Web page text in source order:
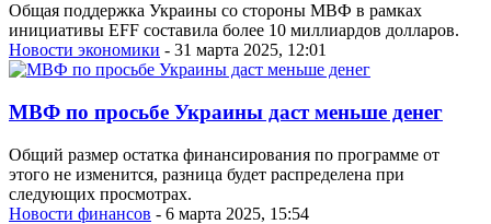
Общая поддержка Украины со стороны МВФ в рамках
инициативы EFF составила более 10 миллиардов долларов.
Новости экономики - 31 марта 2025, 12:01
МВФ по просьбе Украины даст меньше денег
Общий размер остатка финансирования по программе от
этого не изменится, разница будет распределена при
следующих просмотрах.
Новости финансов - 6 марта 2025, 15:54